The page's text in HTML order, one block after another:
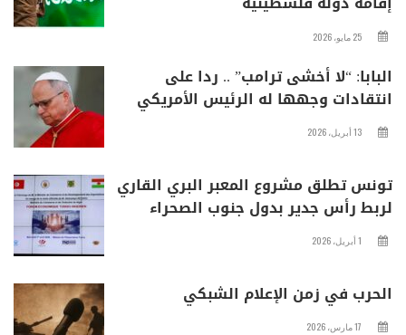
25 مايو، 2026
البابا: “لا أخشى ترامب” .. ردا على
انتقادات وجهها له الرئيس الأمريكي
13 أبريل، 2026
تونس تطلق مشروع المعبر البري القاري
لربط رأس جدير بدول جنوب الصحراء
1 أبريل، 2026
الحرب في زمن الإعلام الشبكي
17 مارس، 2026